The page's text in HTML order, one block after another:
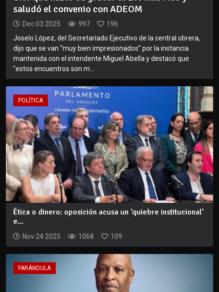
saludó el convenio con ADEOM
Dec 03 2025 997
196
Joselo López, del Secretariado Ejecutivo de la central obrera,
dijo que se van “muy bien impresionados” por la instancia
mantenida con el intendente Miguel Abella y destacó que
"estos encuentros son m...
POLÍTICA
Ética o dinero: oposición acusa un ‘quiebre institucional’
e...
Nov 24 2025 1068 109
FARÁNDULA